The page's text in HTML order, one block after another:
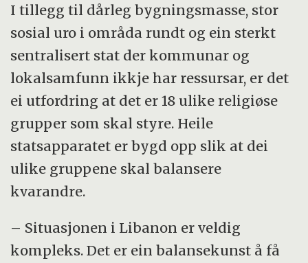
I tillegg til dårleg bygningsmasse, stor
sosial uro i områda rundt og ein sterkt
sentralisert stat der kommunar og
lokalsamfunn ikkje har ressursar, er det
ei utfordring at det er 18 ulike religiøse
grupper som skal styre. Heile
statsapparatet er bygd opp slik at dei
ulike gruppene skal balansere
kvarandre.
– Situasjonen i Libanon er veldig
kompleks. Det er ein balansekunst å få